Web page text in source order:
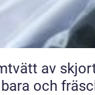
av
och